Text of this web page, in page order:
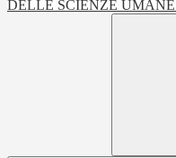
DELLE SCIENZE UMANE